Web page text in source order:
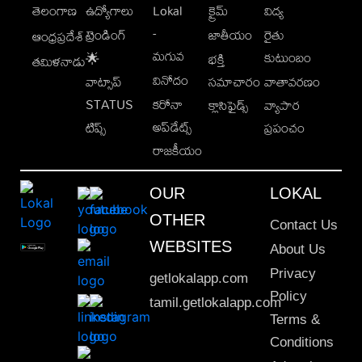
తెలంగాణ
ఆంధ్రప్రదేశ్
తమిళనాడు
ఉద్యోగాలు
ట్రెండింగ్
🌟
వాట్సాప్
STATUS
టిప్స్
Lokal
-
మగువ
వినోదం
కరోనా
అప్‌డేట్స్
రాజకీయం
క్రైమ్
జాతీయం
భక్తి
సమాచారం
క్లాసిఫైడ్స్
విద్య
రైతు
కుటుంబం
వాతావరణం
వ్యాపార
ప్రపంచం
OUR
OTHER
WEBSITES
getlokalapp.com
tamil.getlokalapp.com
LOKAL
Contact Us
About Us
Privacy
Policy
Terms &
Conditions